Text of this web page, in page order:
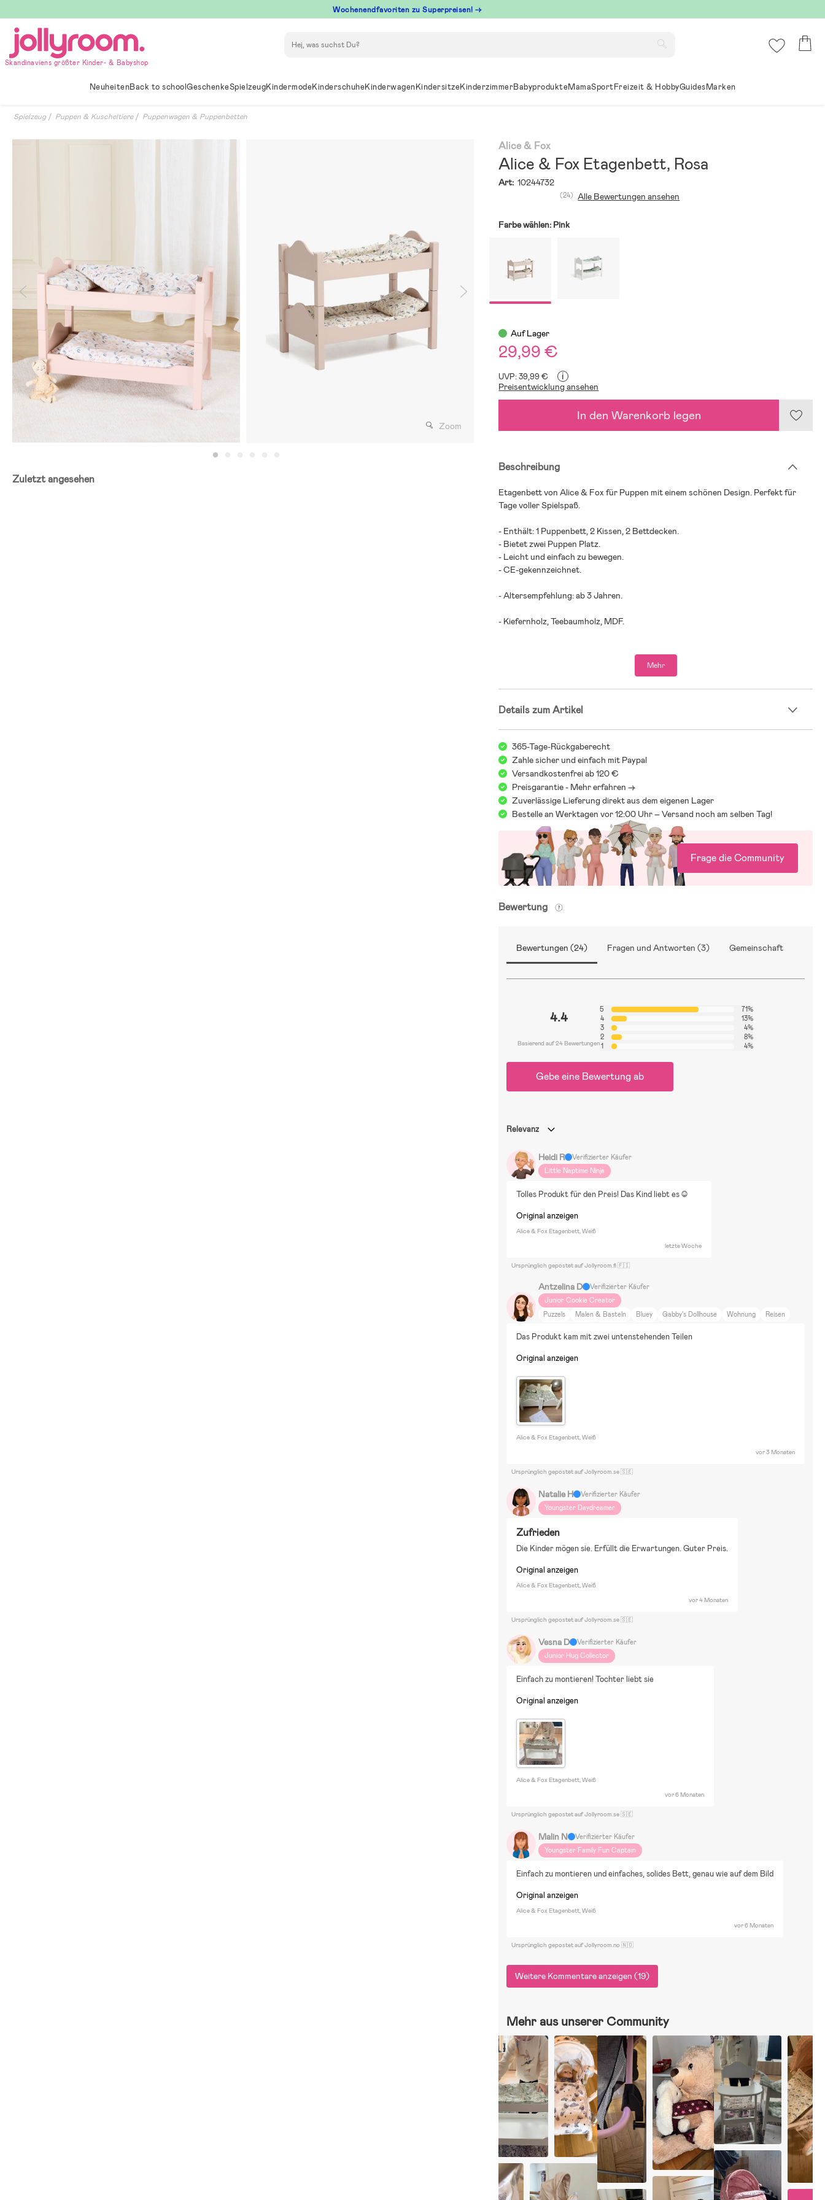
till
innehållet
Wochenendfavoriten zu Superpreisen! →
Skandinaviens größter Kinder- & Babyshop
NeuheitenBack to schoolGeschenkeSpielzeugKindermodeKinderschuheKinderwagenKindersitzeKinderzimmerBabyprodukteMamaSportFreizeit & HobbyGuidesMarken
Spielzeug Puppen & Kuscheltiere Puppenwagen & Puppenbetten
Zoom
Zuletzt angesehen
Alice & Fox
Alice & Fox Etagenbett, Rosa
Art: 10244732
(24) Alle Bewertungen ansehen
Farbe wählen: Pink
Auf Lager
29,99 €
UVP: 39,99 € i
Preisentwicklung ansehen
In den Warenkorb legen
Beschreibung
Etagenbett von Alice & Fox für Puppen mit einem schönen Design. Perfekt für
Tage voller Spielspaß.
- Enthält: 1 Puppenbett, 2 Kissen, 2 Bettdecken.
- Bietet zwei Puppen Platz.
- Leicht und einfach zu bewegen.
- CE-gekennzeichnet.
- Altersempfehlung: ab 3 Jahren.
- Kiefernholz, Teebaumholz, MDF.
Mehr
Details zum Artikel
365-Tage-Rückgaberecht
Zahle sicher und einfach mit Paypal
Versandkostenfrei ab 120 €
Preisgarantie - Mehr erfahren ->
Zuverlässige Lieferung direkt aus dem eigenen Lager
Bestelle an Werktagen vor 12:00 Uhr – Versand noch am selben Tag!
Frage die Community
Bewertung
Bewertungen (24) Fragen und Antworten (3) Gemeinschaft
4.4
Basierend auf 24 Bewertungen
5
71%
4
13%
3
4%
2
8%
1
4%
Gebe eine Bewertung ab
Relevanz
Heidi R
Verifizierter Käufer
Little Naptime Ninja
Tolles Produkt für den Preis! Das Kind liebt es :)
Original anzeigen
Alice & Fox Etagenbett, Weiß
letzte Woche
Ursprünglich gepostet auf Jollyroom.fi 🇫🇮
Antzelina D
Verifizierter Käufer
Junior Cookie Creator
Puzzels
Malen & Basteln Bluey Gabby's Dollhouse Wohnung
Reisen
Das Produkt kam mit zwei untenstehenden Teilen
Original anzeigen
Alice & Fox Etagenbett, Weiß
vor 3 Monaten
Ursprünglich gepostet auf Jollyroom.se 🇸🇪
Natalie H
Verifizierter Käufer
Youngster Daydreamer
Zufrieden
Die Kinder mögen sie. Erfüllt die Erwartungen. Guter Preis.
Original anzeigen
Alice & Fox Etagenbett, Weiß
vor 4 Monaten
Ursprünglich gepostet auf Jollyroom.se 🇸🇪
Vesna D
Verifizierter Käufer
Junior Hug Collector
Einfach zu montieren! Tochter liebt sie
Original anzeigen
Alice & Fox Etagenbett, Weiß
vor 6 Monaten
Ursprünglich gepostet auf Jollyroom.se 🇸🇪
Malin N
Verifizierter Käufer
Youngster Family Fun Captain
Einfach zu montieren und einfaches, solides Bett, genau wie auf dem Bild
Original anzeigen
Alice & Fox Etagenbett, Weiß
vor 6 Monaten
Ursprünglich gepostet auf Jollyroom.no 🇳🇴
Weitere Kommentare anzeigen (19)
Mehr aus unserer Community